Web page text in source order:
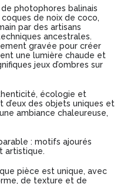
photophores balinais
de noix de coco,
par des artisans
ancestrales.
gravée pour créer
une lumière chaude et
jeux d’ombres sur
écologie et
des objets uniques et
ambiance chaleureuse,
: motifs ajourés
artistique.
pièce est unique, avec
de texture et de